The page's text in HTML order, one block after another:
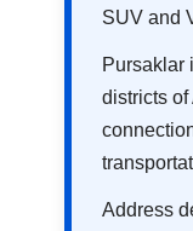
SUV and
Pursaklar
districts
Address